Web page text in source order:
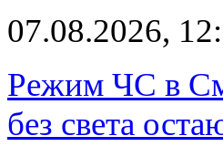
07.08.2026,
Режим ЧС в
без света